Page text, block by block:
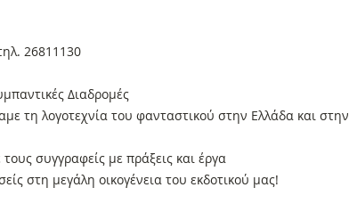
26811130
Διαδρομές
τη λογοτεχνία του φανταστικού στην Ελλάδα και στην
συγγραφείς με πράξεις και έργα
στη μεγάλη οικογένεια του εκδοτικού μας!